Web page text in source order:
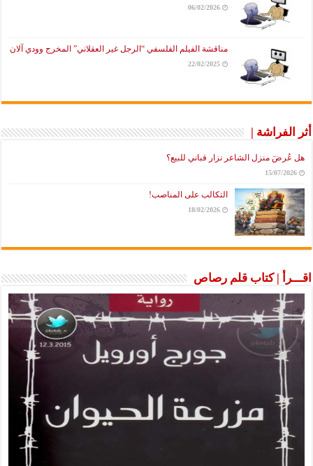
06/02/2026
مناقشة الفيلم الفلسفي “الرجل غير العقلاني” المخرج وودي آلان
22/02/2025
أثر الفراشة |
هل عُرضَ منزل الشاعر نزار قباني للبيع؟
15/07/2026
التكالب على المناصب!
18/02/2026
اقـــرأ | كتاب قلم رصاص